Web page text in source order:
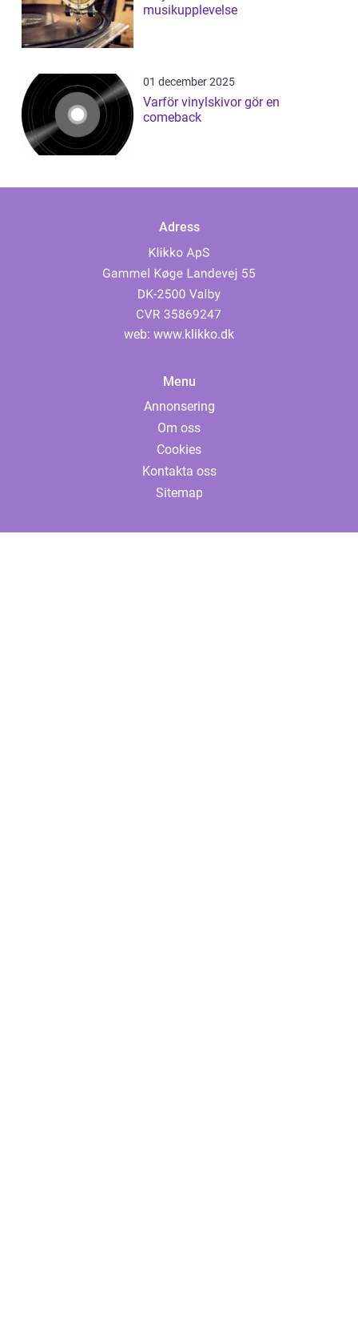
musikupplevelse
01 december 2025
Varför vinylskivor gör en
comeback
Adress
web: www.klikko.dk
Menu
Annonsering
Om oss
Cookies
Kontakta oss
Sitemap